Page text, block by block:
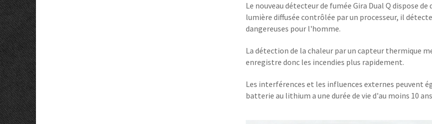
Le nouveau détecteur de fumée Gira Dual Q dispose
lumière diffusée contrôlée par un processeur, il
dangereuses pour l'homme.
La détection de la chaleur par un capteur thermique
enregistre donc les incendies plus rapidement.
Les interférences et les influences externes peuvent
batterie au lithium a une durée de vie d'au moins 10